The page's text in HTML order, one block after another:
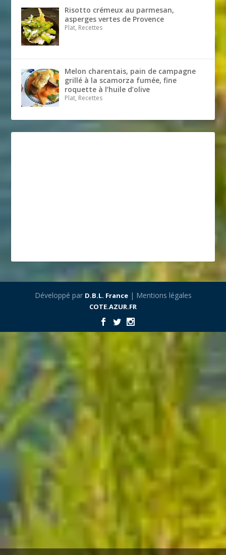
Risotto crémeux au parmesan,
asperges vertes de Provence
Plat, Recettes
Melon charentais, pain de campagne
grillé à la scamorza fumée, fine
roquette à l’huile d’olive
Plat, Recettes
Développé par D.B.L. France| Mentions légales
COTE.AZUR.FR